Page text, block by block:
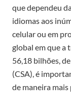
que dependeu
idiomas aos
celular ou em
global em que a
56,18 bilhões,
(CSA), é
de maneira